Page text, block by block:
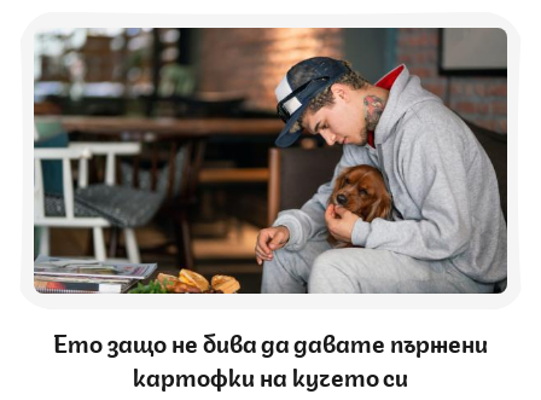
Ето защо не бива да давате пържени
картофки на кучето си